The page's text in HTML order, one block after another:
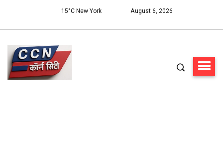
15°C New York August 6, 2026